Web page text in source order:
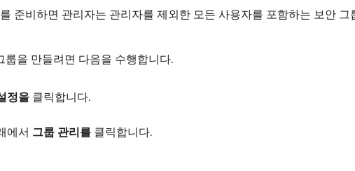
준비하면 관리자는 관리자를 제외한 모든 사용자를 포함하는 보안 그
을 만들려면 다음을 수행합니다.
정을클릭합니다.
에서 그룹 관리를클릭합니다.